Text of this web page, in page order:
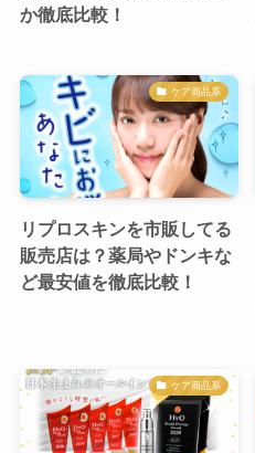
か徹底比較！
ケア商品系
リプロスキンを市販してる
販売店は？薬局やドンキな
ど最安値を徹底比較！
ケア商品系